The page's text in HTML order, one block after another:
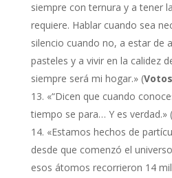
siempre con ternura y a tener
requiere. Hablar cuando sea
silencio cuando no, a estar de
pasteles y a vivir en la calidez
siempre será mi hogar.» (
«“Dicen que cuando
tiempo se para… Y es verdad.» (
«Estamos hechos de
desde que comenzó el
esos átomos recorrieron 14